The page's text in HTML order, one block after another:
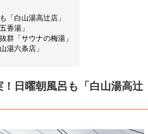
「白山湯高辻店」
香湯」
群「サウナの梅湯」
湯六条店」
日曜朝風呂も「白山湯高辻